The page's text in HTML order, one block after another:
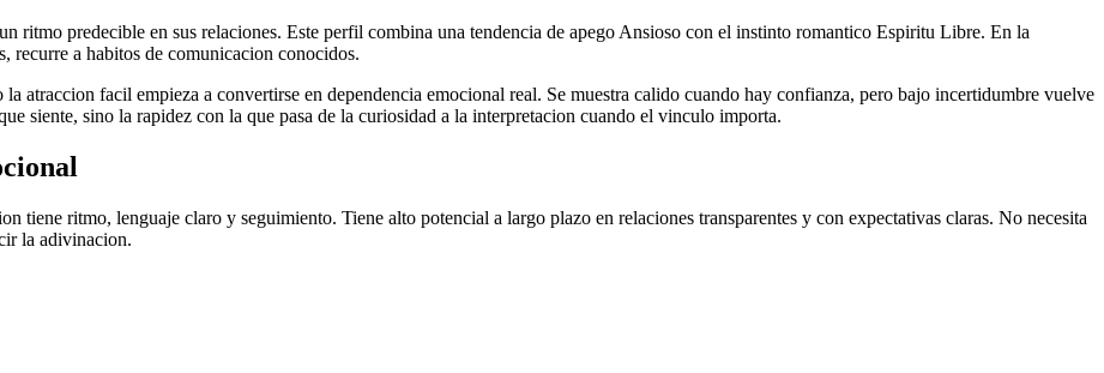
ritmo predecible en sus relaciones. Este perfil combina una tendencia de apego Ansioso con el instinto romantico Espiritu Libre. En la
recurre a habitos de comunicacion conocidos.
atraccion facil empieza a convertirse en dependencia emocional real. Se muestra calido cuando hay confianza, pero bajo incertidumbre vuelve
siente, sino la rapidez con la que pasa de la curiosidad a la interpretacion cuando el vinculo importa.
tiene ritmo, lenguaje claro y seguimiento. Tiene alto potencial a largo plazo en relaciones transparentes y con expectativas claras. No necesita
la adivinacion.